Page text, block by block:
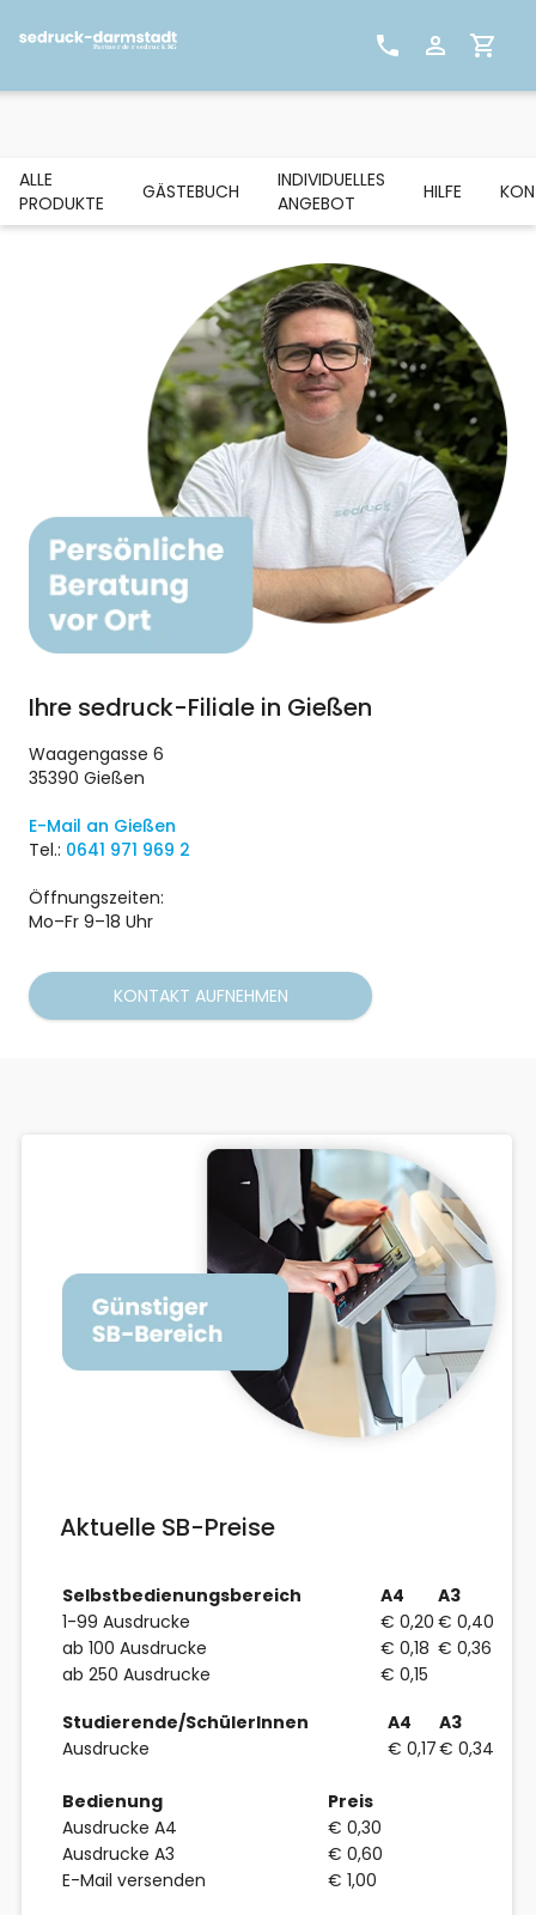
ALLE
PRODUKTE
GÄSTEBUCH
INDIVIDUELLES
ANGEBOT
HILFE
Ihre sedruck-Filiale in Gießen
Waagengasse 6
35390 Gießen
E-Mail an Gießen
Tel.: 0641 971 969 2
Öffnungszeiten:
Mo–Fr 9–18 Uhr
KONTAKT AUFNEHMEN
Aktuelle SB-Preise
Selbstbedienungsbereich A4
A3
1-99 Ausdrucke
€ 0,20 € 0,40
ab 100 Ausdrucke
€ 0,18 € 0,36
ab 250 Ausdrucke
€ 0,15
Studierende/SchülerInnen
A4
A3
Ausdrucke
€ 0,17€ 0,34
Bedienung
Preis
Ausdrucke A4
€ 0,30
Ausdrucke A3
€ 0,60
E-Mail versenden
€ 1,00